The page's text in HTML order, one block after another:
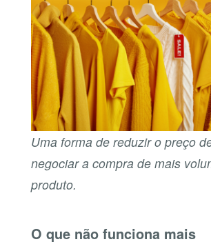
Uma forma de reduzir o preço
negociar a compra de mais
produto.
O que não funciona mais